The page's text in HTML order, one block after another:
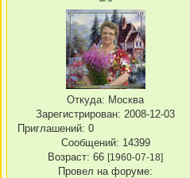
Откуда: Москва
Зарегистрирован: 2008-12-03
Приглашений: 0
Сообщений: 14399
Возраст: 66 [1960-07-18]
Провел на форуме: